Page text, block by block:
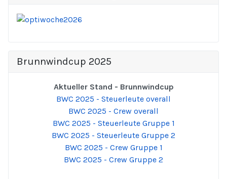
Brunnwindcup 2025
Aktueller Stand - Brunnwindcup
BWC 2025 - Steuerleute overall
BWC 2025 - Crew overall
BWC 2025 - Steuerleute Gruppe 1
BWC 2025 - Steuerleute Gruppe 2
BWC 2025 - Crew Gruppe 1
BWC 2025 - Crew Gruppe 2